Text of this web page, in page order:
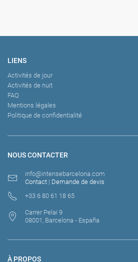
NOUS CONTACTER
info@intensebarcelona.com
Contact | Demande de devis
+33 6 80 61 18 65
Carrer Pelai 9
08001, Barcelona - España
LIENS
Activités de jour
Activités de nuit
FAQ
Mentions légales
Politique de confidentialité
À PROPOS